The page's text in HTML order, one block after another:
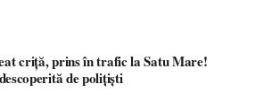
criță, prins în trafic la Satu Mare!
de polițiști